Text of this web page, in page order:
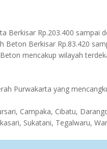
Berkisar Rp.203.400 sampai
Beton Berkisar Rp.83.420
mencakup wilayah
Purwakarta yang
Campaka, Cibatu,
Sukatani, Tegalwaru,